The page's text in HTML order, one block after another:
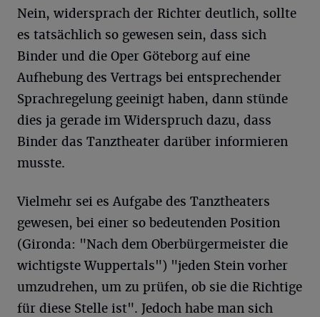
Nein, widersprach der Richter deutlich, sollte
es tatsächlich so gewesen sein, dass sich
Binder und die Oper Göteborg auf eine
Aufhebung des Vertrags bei entsprechender
Sprachregelung geeinigt haben, dann stünde
dies ja gerade im Widerspruch dazu, dass
Binder das Tanztheater darüber informieren
musste.
Vielmehr sei es Aufgabe des Tanztheaters
gewesen, bei einer so bedeutenden Position
(Gironda: "Nach dem Oberbürgermeister die
wichtigste Wuppertals") "jeden Stein vorher
umzudrehen, um zu prüfen, ob sie die Richtige
für diese Stelle ist". Jedoch habe man sich